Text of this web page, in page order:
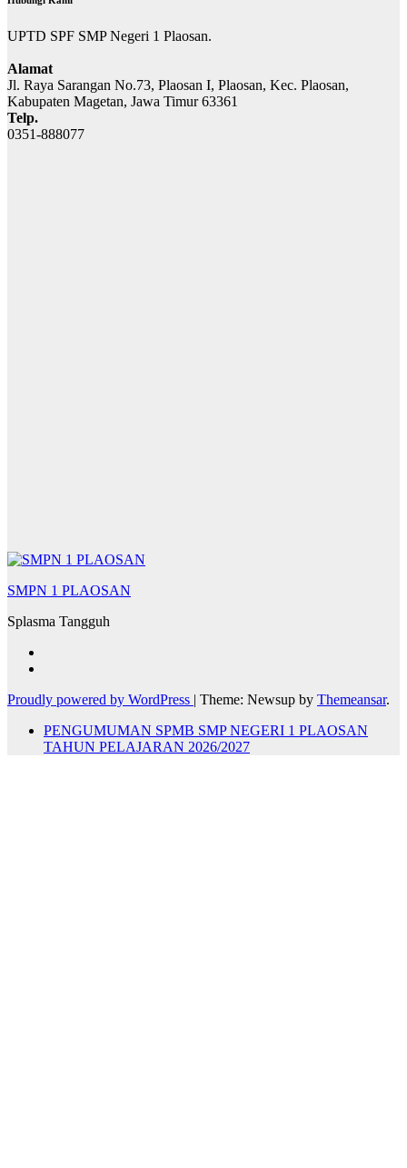
UPTD SPF SMP Negeri 1 Plaosan.
Alamat
Jl. Raya Sarangan No.73, Plaosan I, Plaosan, Kec. Plaosan,
Kabupaten Magetan, Jawa Timur 63361
Telp.
0351-888077
SMPN 1 PLAOSAN
Splasma Tangguh
Proudly powered by WordPress | Theme: Newsup by Themeansar.
PENGUMUMAN SPMB SMP NEGERI 1 PLAOSAN
TAHUN PELAJARAN 2026/2027